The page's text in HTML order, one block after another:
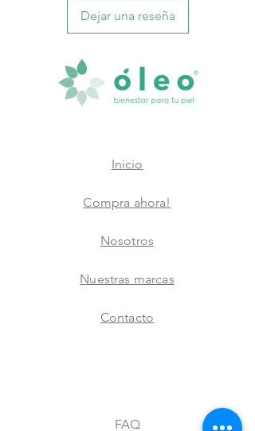
Dejar una reseña
Inicio
Compra ahora!
Nosotros
Nuestras marcas
Contacto
FAQ